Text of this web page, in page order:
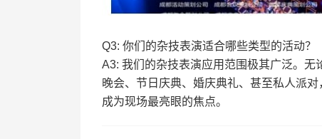
Q3: 你们的杂技表演适合哪些类型的活动？
A3: 我们的杂技表演应用范围极其广泛。
晚会、节日庆典、婚庆典礼、甚至私人派
成为现场最亮眼的焦点。